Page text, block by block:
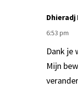
6:53 pm
Dank je
Mijn